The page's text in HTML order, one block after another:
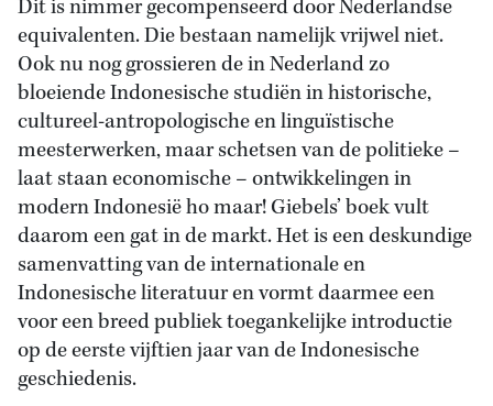
Dit is nimmer gecompenseerd door Nederlandse
equivalenten. Die bestaan namelijk vrijwel niet.
Ook nu nog grossieren de in Nederland zo
bloeiende Indonesische studiën in historische,
cultureel-antropologische en linguïstische
meesterwerken, maar schetsen van de politieke –
laat staan economische – ontwikkelingen in
modern Indonesië ho maar! Giebels’ boek vult
daarom een gat in de markt. Het is een deskundige
samenvatting van de internationale en
Indonesische literatuur en vormt daarmee een
voor een breed publiek toegankelijke introductie
op de eerste vijftien jaar van de Indonesische
geschiedenis.